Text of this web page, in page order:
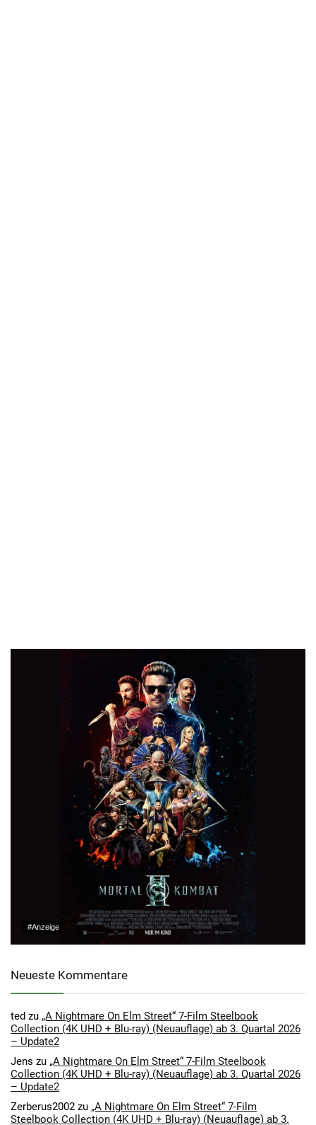
#Anzeige
Neueste Kommentare
ted zu „A Nightmare On Elm Street“ 7-Film Steelbook
Collection (4K UHD + Blu-ray) (Neuauflage) ab 3. Quartal 2026
– Update2
Jens zu „A Nightmare On Elm Street“ 7-Film Steelbook
Collection (4K UHD + Blu-ray) (Neuauflage) ab 3. Quartal 2026
– Update2
Zerberus2002 zu „A Nightmare On Elm Street“ 7-Film
Steelbook Collection (4K UHD + Blu-ray) (Neuauflage) ab 3.